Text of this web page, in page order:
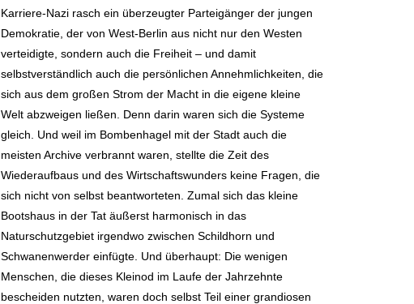
Karriere-Nazi rasch ein überzeugter Parteigänger der jungen
Demokratie, der von West-Berlin aus nicht nur den Westen
verteidigte, sondern auch die Freiheit – und damit
selbstverständlich auch die persönlichen Annehmlichkeiten, die
sich aus dem großen Strom der Macht in die eigene kleine
Welt abzweigen ließen. Denn darin waren sich die Systeme
gleich. Und weil im Bombenhagel mit der Stadt auch die
meisten Archive verbrannt waren, stellte die Zeit des
Wiederaufbaus und des Wirtschaftswunders keine Fragen, die
sich nicht von selbst beantworteten. Zumal sich das kleine
Bootshaus in der Tat äußerst harmonisch in das
Naturschutzgebiet irgendwo zwischen Schildhorn und
Schwanenwerder einfügte. Und überhaupt: Die wenigen
Menschen, die dieses Kleinod im Laufe der Jahrzehnte
bescheiden nutzten, waren doch selbst Teil einer grandiosen